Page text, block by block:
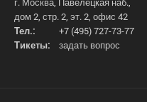
дом 2, стр. 2, эт. 2, офис 42
Тел.:
+7 (495) 727-73-77
Тикеты:
задать вопрос